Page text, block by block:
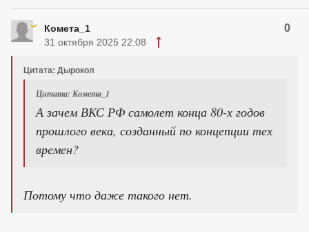
Комета_1 0
31 октября 2025 22:08
Цитата: Дырокол
Цитата: Комета_1
А зачем ВКС РФ самолет конца 80-х годов
прошлого века, созданный по концепции тех
времен?
Потому что даже такого нет.